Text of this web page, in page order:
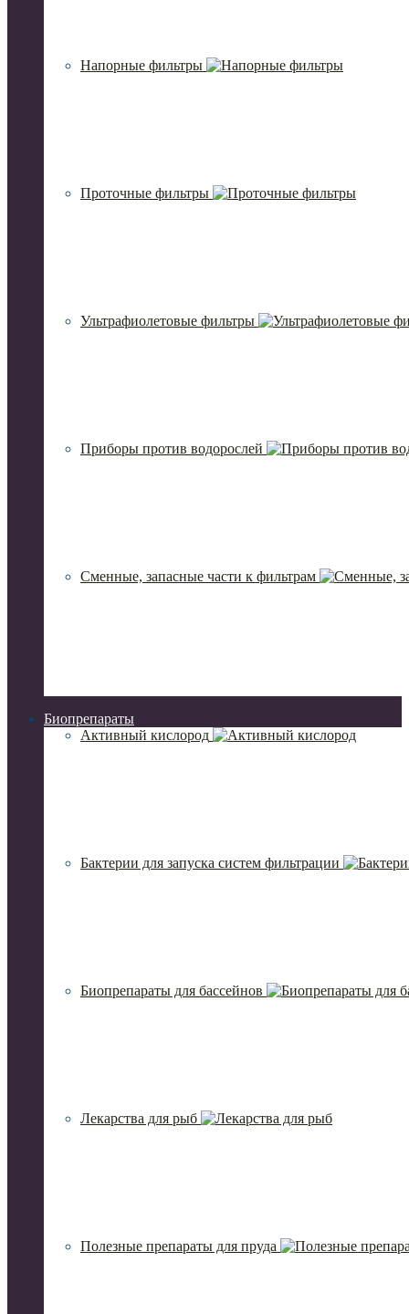
Напорные фильтры
Проточные фильтры
Ультрафиолетовые фильтры
Приборы против водорослей
Сменные, запасные части к фильтрам
Биопрепараты
Активный кислород
Бактерии для запуска систем фильтрации
Биопрепараты для бассейнов
Лекарства для рыб
Полезные препараты для пруда